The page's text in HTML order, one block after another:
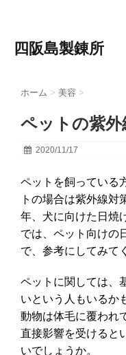
四阪島製錬所
ホーム > 美容 >
ペットの紫外
2020/11/17
ペットを飼っている
トの場合は紫外線対
年、犬に向けた日焼
では、ペット向けの
で、参考にしてみて
ペットに関しては、
いという人もいるか
動物は体毛に覆われ
直接影響を受けると
いでしょうか。